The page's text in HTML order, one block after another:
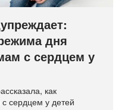
дня
с сердцем у
как
сердцем у детей